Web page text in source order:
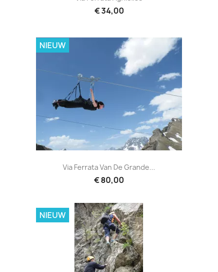
€ 34,00
Via Ferrata Van De Grande...
€ 80,00
NIEUW
NIEUW